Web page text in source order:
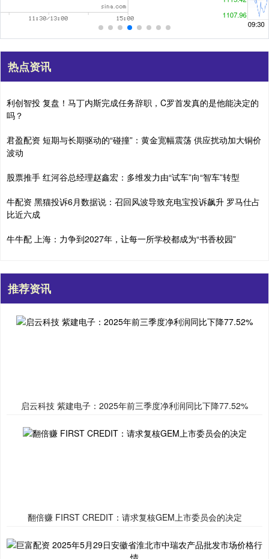
热点资讯
利创智投 复盘！马丁内斯完成任务辞职，C罗首发真的是他能决定的
吗？
君盈配资 短期与长期驱动的“碰撞”：黄金宽幅震荡 供应扰动加大铜价
波动
股票推手 红河谷总经理赵鑫宏：多维发力由“试车”向“智车”转型
牛配资 黑猫投诉6月数据说：召回风波导致充电宝投诉飙升 罗马仕占
比近六成
牛牛配 上海：力争到2027年，让每一所学校都成为“书香校园”
推荐资讯
启云科技 紫建电子：2025年前三季度净利润同比下降77.52%
翻倍赚 FIRST CREDIT：请求复核GEM上市委员会的决定